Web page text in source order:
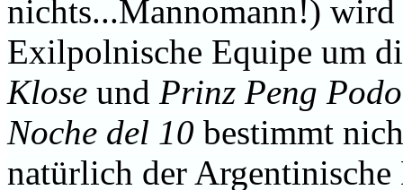
nichts...Mannomann!) wird
Exilpolnische Equipe um
Klose und Prinz Peng
Noche del 10 bestimmt
natürlich der